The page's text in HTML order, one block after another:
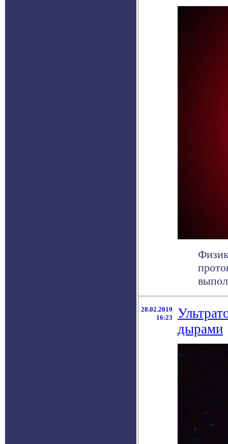
28.02.2019
16:23
дырами